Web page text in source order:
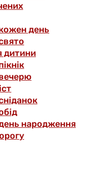
день
дитини
народження